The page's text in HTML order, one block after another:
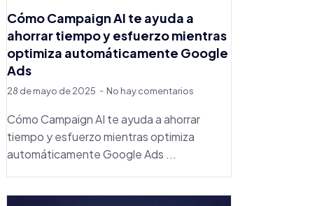
Cómo Campaign AI te ayuda a
ahorrar tiempo y esfuerzo mientras
optimiza automáticamente Google
Ads
28 de mayo de 2025 No hay comentarios
Cómo Campaign AI te ayuda a ahorrar
tiempo y esfuerzo mientras optimiza
automáticamente Google Ads ...